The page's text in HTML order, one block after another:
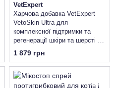
VetExpert
Харчова добавка VetExpert
VetoSkin Ultra для
комплексної підтримки та
регенерації шкіри та шерсті у
котів і собак
1 879 грн